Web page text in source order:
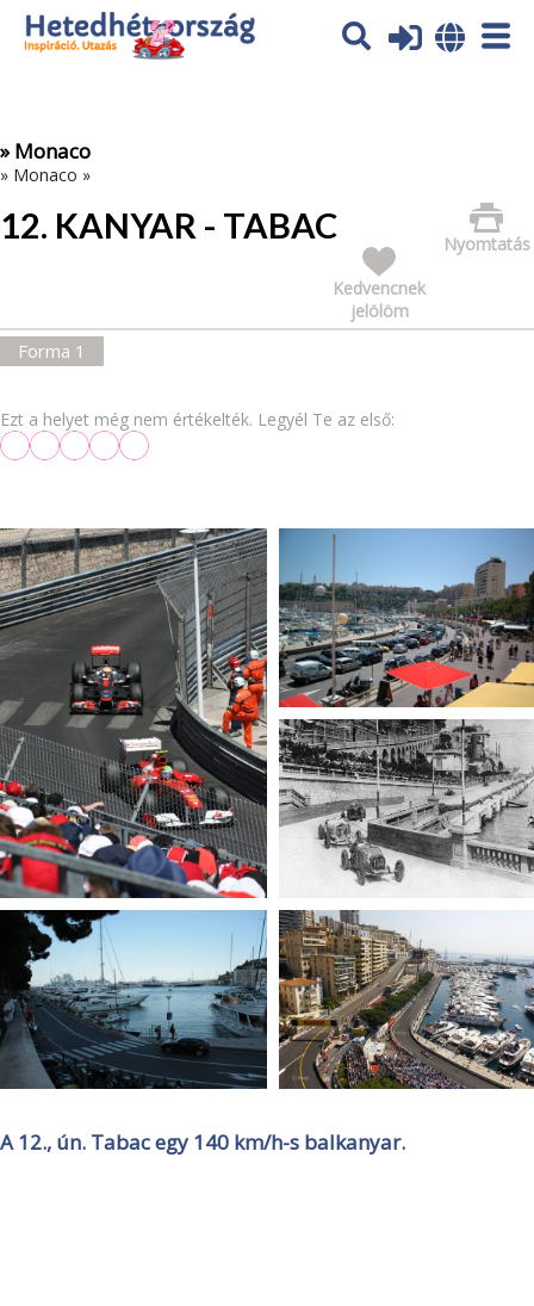
Az oldal sütiket (cookies) használ. További tájékoztatás itt:
Adatvédelmi tájékoztató
» Monaco
» Monaco »
12. KANYAR - TABAC
Nyomtatás
Kedvencnek
jelölöm
Forma 1
Ezt a helyet még nem értékelték. Legyél Te az első:
A 12., ún. Tabac egy 140 km/h-s balkanyar.